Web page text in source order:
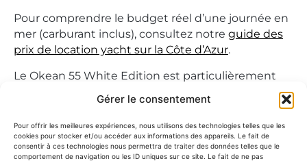
Gérer le consentement
Pour offrir les meilleures expériences, nous utilisons des technologies telles que les
cookies pour stocker et/ou accéder aux informations des appareils. Le fait de
consentir à ces technologies nous permettra de traiter des données telles que le
comportement de navigation ou les ID uniques sur ce site. Le fait de ne pas
Pour comprendre le budget réel d’une journée en
mer (carburant inclus), consultez notre guide des
prix de location yacht sur la Côte d’Azur.
Le Okean 55 White Edition est particulièrement
haut de gamme sur la Côte d’Azur.
Pour quel type de sortie ?